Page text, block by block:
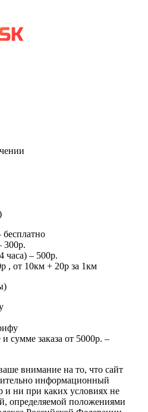
бесплатно
300р.
часа) – 500р.
от 10км + 20р за 1км
сумме заказа от 5000р. –
внимание на то, что сайт
информационный
и ни при каких условиях не
определяемой положениями